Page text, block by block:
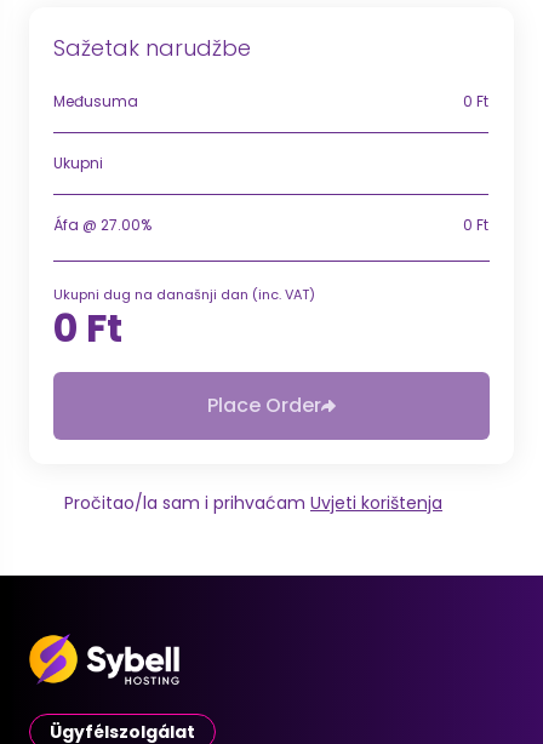
Sažetak narudžbe
Međusuma 0 Ft
Ukupni
Áfa @ 27.00% 0 Ft
Ukupni dug na današnji dan (inc. VAT)
0 Ft
Place Order
Pročitao/la sam i prihvaćam Uvjeti korištenja
Ügyfélszolgálat